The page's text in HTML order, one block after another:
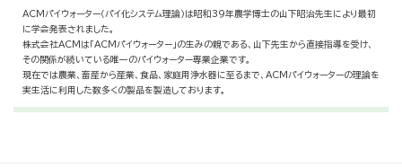
ACMパイウォーター（パイ化システム理論）は昭和39年農学博士の山下昭治先生により最初
に学会発表されました。
株式会社ACMは「ACMパイウォーター」の生みの親である、山下先生から直接指導を受け、
その関係が続いている唯一のパイウォーター専業企業です。
現在では農業、畜産から産業、食品、家庭用浄水器に至るまで、ACMパイウォーターの理論を
実生活に利用した数多くの製品を製造しております。